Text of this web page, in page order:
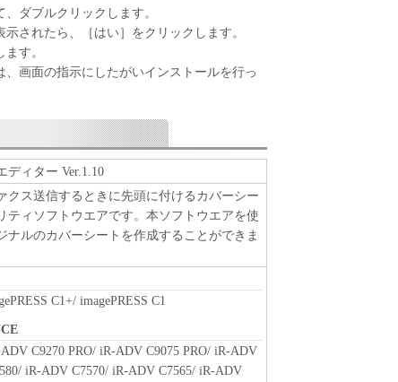
」を使用させることはできません。
全部または一部を修正、改変、逆コンパイ
ンジニアリング等することはできません。
はなりません。
くは削除してはなりません。
所有権は、その内容によりキヤノンまたは
す。
外国政府より必要な許可等を得ることなし
一部を、直接または間接に輸出してはなり
社、それらの販売代理店および販売店、並
様による「本ソフトウェア」の使用を支援
に対してアップデート、バグの修正あるい
なる責任も負うものではありません。
ダブルクリックします。
されたら、［はい］をクリックします。
す。
画面の指示にしたがいインストールを行っ
ディター Ver.1.10
クス送信するときに先頭に付けるカバーシー
ティソフトウエアです。本ソフトウエアを使
ナルのカバーシートを作成することができま
C1+/ imagePRESS C1
C9270 PRO/ iR-ADV C9075 PRO/ iR-ADV
iR-ADV C7570/ iR-ADV C7565/ iR-ADV